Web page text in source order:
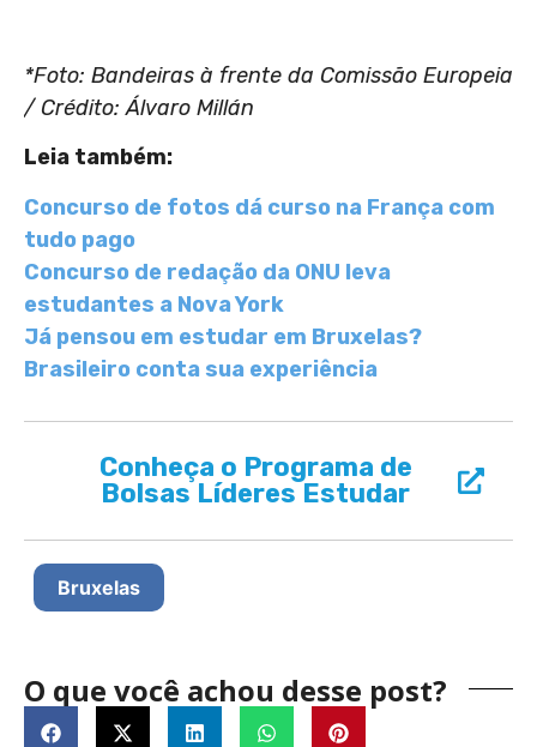
*Foto: Bandeiras à frente da Comissão Europeia
/ Crédito: Álvaro Millán
Leia também:
Concurso de fotos dá curso na França com
tudo pago
Concurso de redação da ONU leva
estudantes a Nova York
Já pensou em estudar em Bruxelas?
Brasileiro conta sua experiência
Conheça o Programa de
Bolsas Líderes Estudar
Bruxelas
O que você achou desse post?